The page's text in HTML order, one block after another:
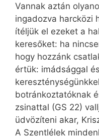
Vannak aztán
ingadozva harcközi
ítéljük el ezeket a
keresőket: ha
hogy hozzánk
értük: imádsággal
botránkoztatóknak
zsinattal (GS 22)
üdvözíteni akar,
A Szentlélek